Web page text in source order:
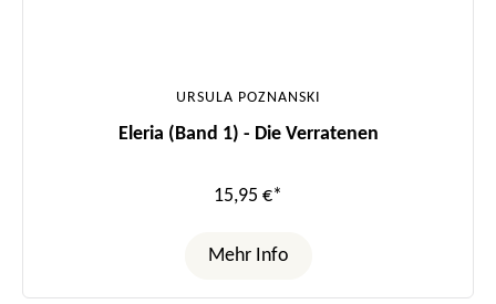
URSULA POZNANSKI
Eleria (Band 1) - Die Verratenen
15,95 €*
Mehr Info